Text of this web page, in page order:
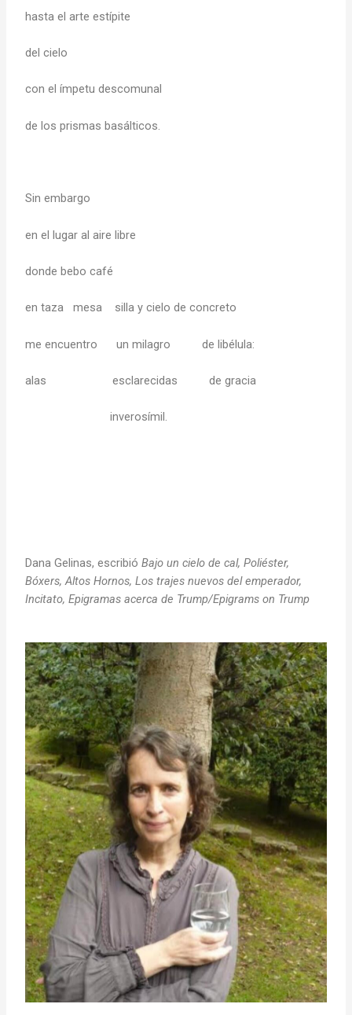
hasta el arte estípite
del cielo
con el ímpetu descomunal
de los prismas basálticos.
Sin embargo
en el lugar al aire libre
donde bebo café
en taza mesa silla y cielo de concreto
me encuentro un milagro de libélula:
alas esclarecidas de gracia
inverosímil.
Dana Gelinas, escribióBajo un cielo de cal, Poliéster,
Bóxers, Altos Hornos, Los trajes nuevos del emperador,
Incitato, Epigramas acerca de Trump/Epigrams on Trump